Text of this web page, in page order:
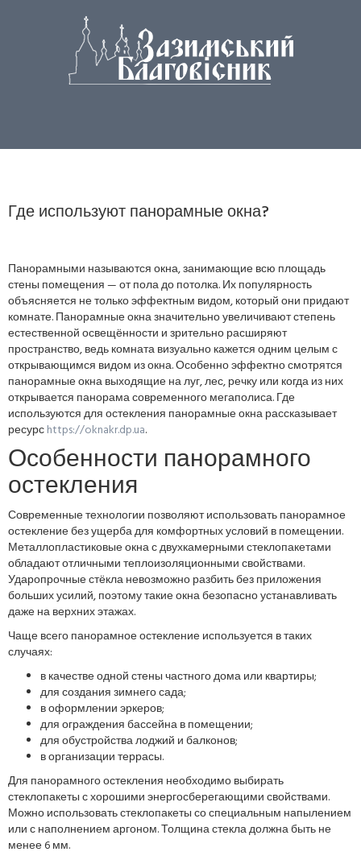
Где используют панорамные окна?
Панорамными называются окна, занимающие всю площадь
стены помещения — от пола до потолка. Их популярность
объясняется не только эффектным видом, который они придают
комнате. Панорамные окна значительно увеличивают степень
естественной освещённости и зрительно расширяют
пространство, ведь комната визуально кажется одним целым с
открывающимся видом из окна. Особенно эффектно смотрятся
панорамные окна выходящие на луг, лес, речку или когда из них
открывается панорама современного мегаполиса. Где
используются для остекления панорамные окна рассказывает
ресурсhttps://oknakr.dp.ua.
Особенности панорамного
остекления
Современные технологии позволяют использовать панорамное
остекление без ущерба для комфортных условий в помещении.
Металлопластиковые окна с двухкамерными стеклопакетами
обладают отличными теплоизоляционными свойствами.
Ударопрочные стёкла невозможно разбить без приложения
больших усилий, поэтому такие окна безопасно устанавливать
даже на верхних этажах.
Чаще всего панорамное остекление используется в таких
случаях:
в качестве одной стены частного дома или квартиры;
для создания зимнего сада;
в оформлении эркеров;
для ограждения бассейна в помещении;
для обустройства лоджий и балконов;
в организации террасы.
Для панорамного остекления необходимо выбирать
стеклопакеты с хорошими энергосберегающими свойствами.
Можно использовать стеклопакеты со специальным напылением
или с наполнением аргоном. Толщина стекла должна быть не
менее 6 мм.